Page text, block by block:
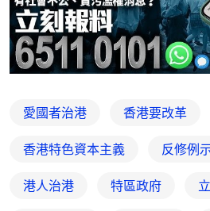
愛國者治港 香港要改革
香港特色資本主義 反修例
港人治港 特區政府